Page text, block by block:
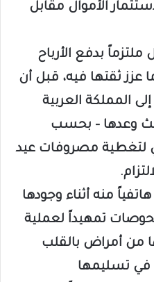
الأموال مقابل
بدفع الأرباح
عزز ثقتها فيه، قبل أن
المملكة العربية
وعدها – بحسب
لتغطية مصروفات عيد
منه أثناء وجودها
تمهيداً لعملية
من أمراض بالقلب
في تسليمها